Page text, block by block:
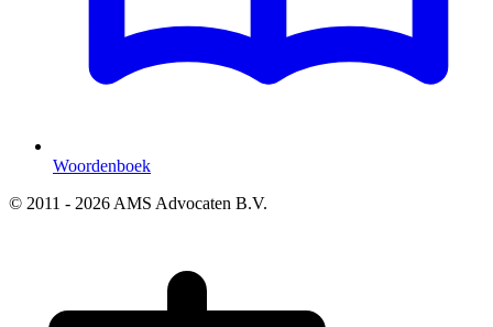
Woordenboek
© 2011 - 2026 AMS Advocaten B.V.